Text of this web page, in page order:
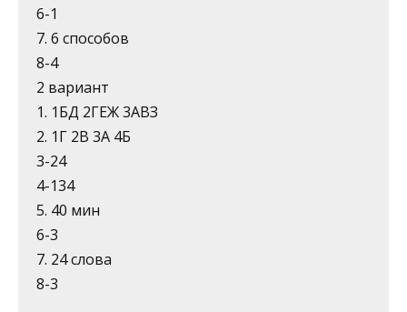
6-1
7. 6 способов
8-4
2 вариант
1. 1БД 2ГЕЖ 3АВЗ
2. 1Г 2В 3А 4Б
3-24
4-134
5. 40 мин
6-3
7. 24 слова
8-3